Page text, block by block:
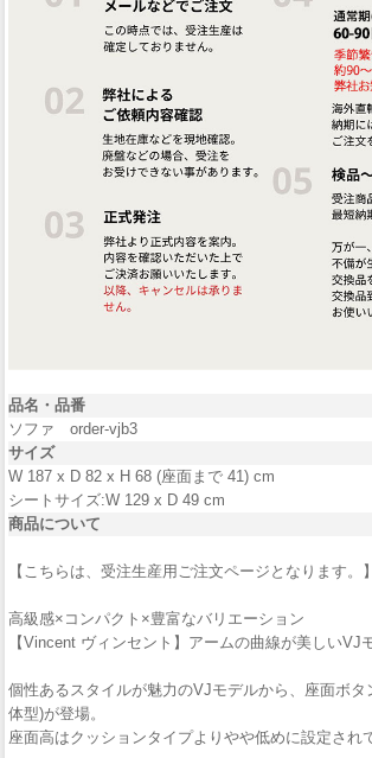
品名・品番
ソファ order-vjb3
サイズ
W 187 x D 82 x H 68 (座面まで 41) cm
シートサイズ:W 129 x D 49 cm
商品について
【こちらは、受注生産用ご注文ページとなります。】
高級感×コンパクト×豊富なバリエーション
【Vincent ヴィンセント】アームの曲線が美しいVJ
個性あるスタイルが魅力のVJモデルから、座面ボタ
体型)が登場。
座面高はクッションタイプよりやや低めに設定され